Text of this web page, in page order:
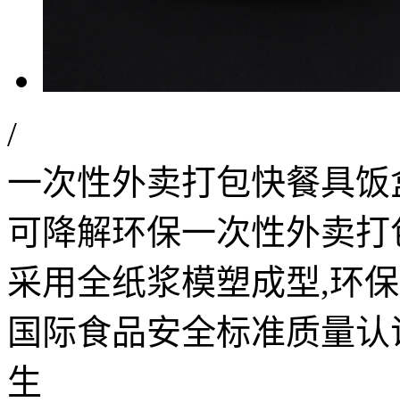
/
一次性外卖打包快餐具
可降解环保一次性外卖
采用全纸浆模塑成型,环
国际食品安全标准质量
生